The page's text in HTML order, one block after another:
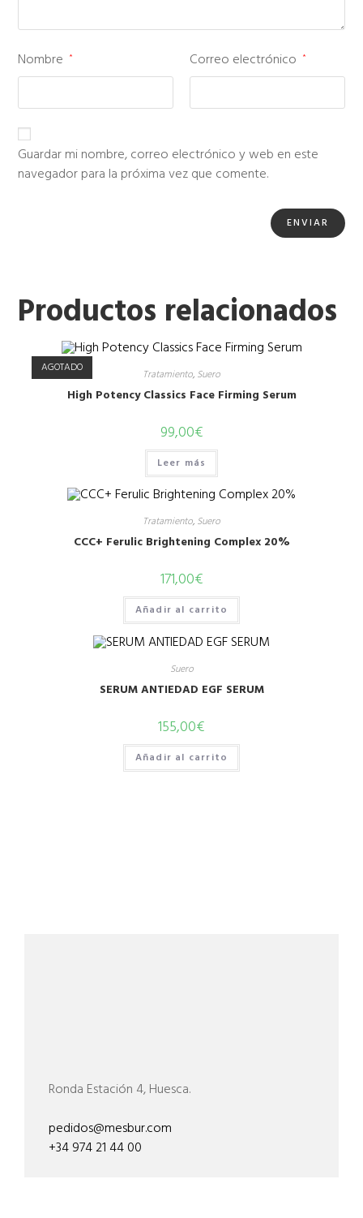
Nombre * Correo electrónico *
Guardar mi nombre, correo electrónico y web en este
navegador para la próxima vez que comente.
Productos relacionados
AGOTADO Tratamiento, Suero
High Potency Classics Face Firming Serum
99,00€
Leer más
Tratamiento, Suero
CCC+ Ferulic Brightening Complex 20%
171,00€
Añadir al carrito
Suero
SERUM ANTIEDAD EGF SERUM
155,00€
Añadir al carrito
Ronda Estación 4, Huesca.
pedidos@mesbur.com
+34 974 21 44 00